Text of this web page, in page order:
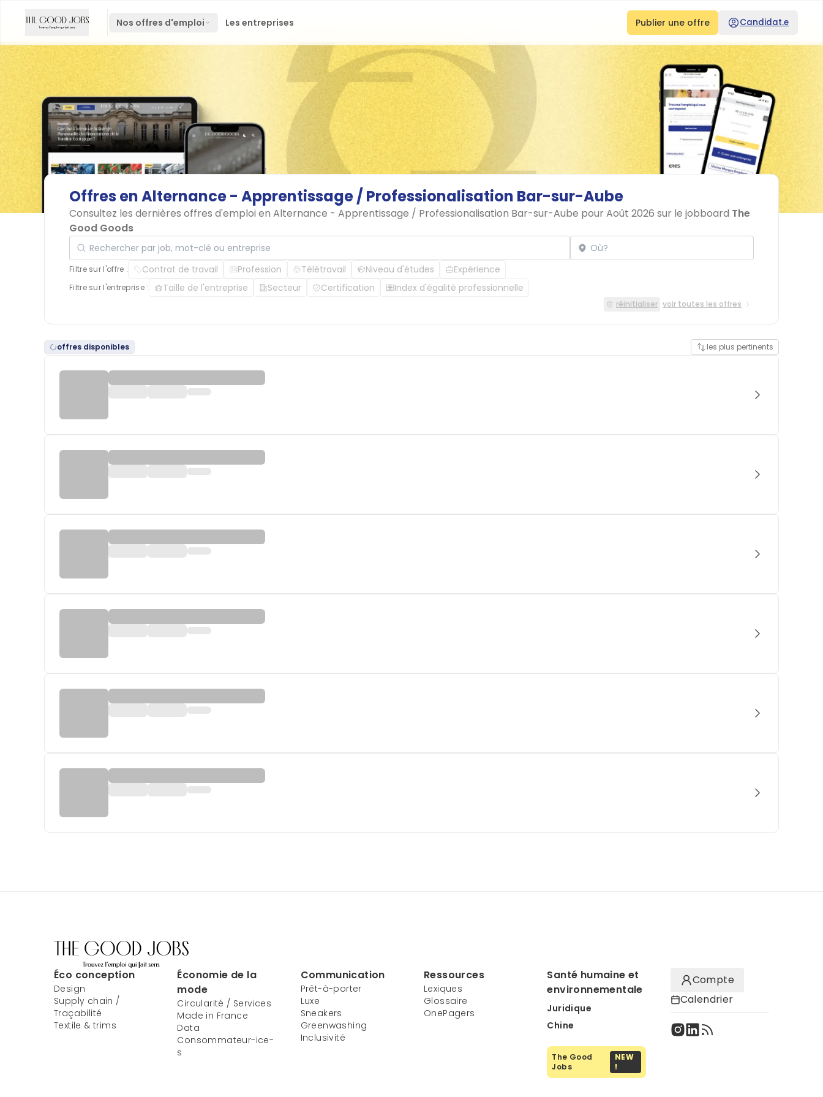
Nos offres d'emploi Les entreprises Publier une offre Candidat.e
Offres enAlternance- Apprentissage/ Professionalisation Bar-sur-Aube
Consultez les dernières offres d'emploi en Alternance - Apprentissage / Professionalisation Bar-sur-Aube pour Août 2026 sur le jobboard The
Good Goods
Rechercher par job, mot-clé ou entreprise Localisation
Filtre sur l'offre : Contrat de travail Profession Télétravail Niveau d'études Expérience
Filtre sur l'entreprise : Taille de l'entreprise Secteur Certification Index d'égalité professionnelle
réinitialiser voir toutes les offres
offres disponibles les plus pertinents
Éco conception
Design
Supply chain /
Traçabilité
Textile & trims
Économie de la
mode
Circularité / Services
Made in France
Data
Consommateur-ice-
s
Communication
Prêt-à-porter
Luxe
Sneakers
Greenwashing
Inclusivité
Ressources
Lexiques
Glossaire
OnePagers
Santé humaine et
environnementale
Juridique
Chine
The Good
Jobs
NEW
!
Compte
Calendrier